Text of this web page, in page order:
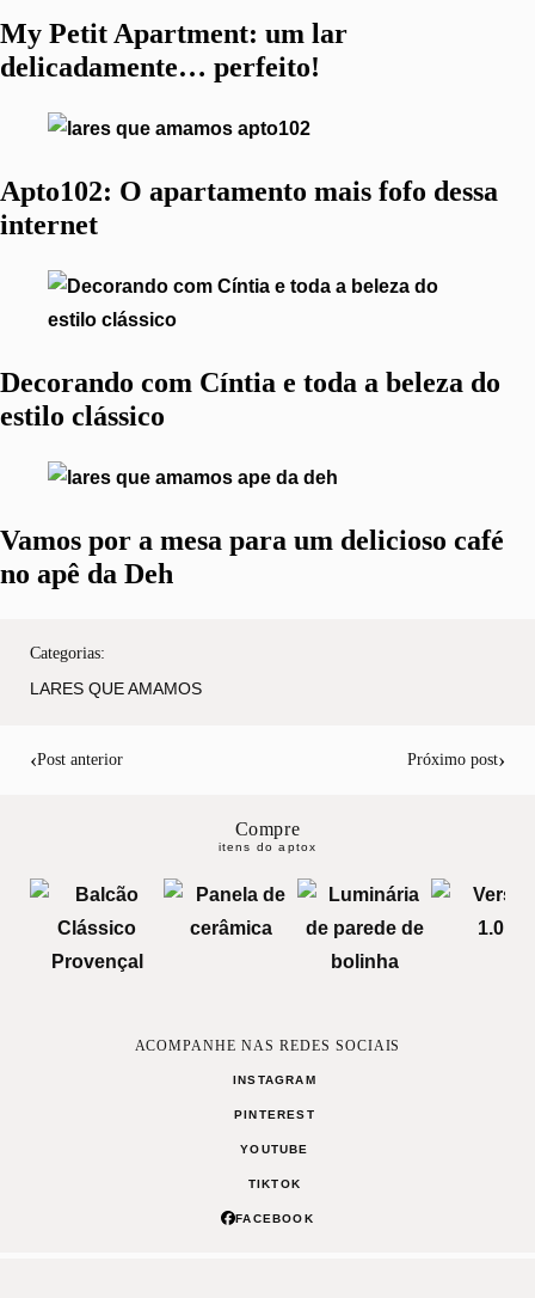
My Petit Apartment: um lar
delicadamente… perfeito!
Apto102: O apartamento mais fofo dessa
internet
Decorando com Cíntia e toda a beleza do
estilo clássico
Vamos por a mesa para um delicioso café
no apê da Deh
Categorias:
LARES QUE AMAMOS
‹Post anterior Próximo post›
Compre
itens do aptox
ACOMPANHE NAS REDES SOCIAIS
INSTAGRAM
PINTEREST
YOUTUBE
TIKTOK
FACEBOOK